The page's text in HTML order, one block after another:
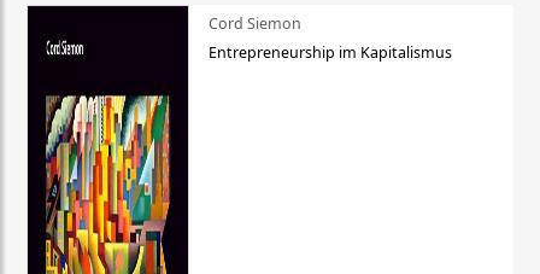
Cord Siemon
Entrepreneurship im Kapitalismus